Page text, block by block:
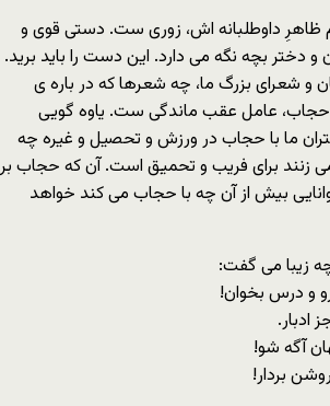
ظاهرِ داوطلبانه اش، زورى ست. دستى قوى و
و دختر بچه نگه مى دارد. این دست را باید برید.
و شعراى بزرگ ما، چه شعرها که در باره ى
عامل عقب ماندگى ست. یاوه گویى
ما با حجاب در ورزش و تحصیل و غیره چه
زنند براى فریب و تحمیق است. آن که حجاب بر
توانایى بیش از آن چه با حجاب مى کند خواهد
زیبا مى گفت:
و درس بخوان!
ادبار.
آگه شو!
بردار!